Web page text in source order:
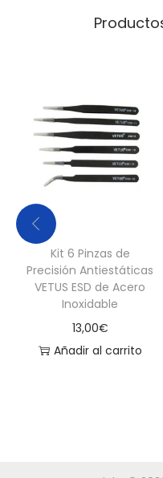
Kit 6 Pinzas de
Precisión Antiestáticas
VETUS ESD de Acero
Inoxidable
13,00€
Añadir al carrito